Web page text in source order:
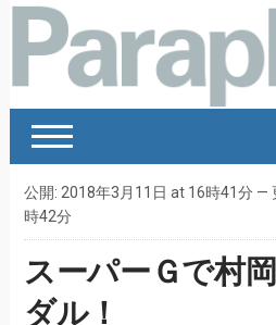
公開: 2018年3月11日 at 16時41分 —
時42分
スーパーＧで村
ダル！